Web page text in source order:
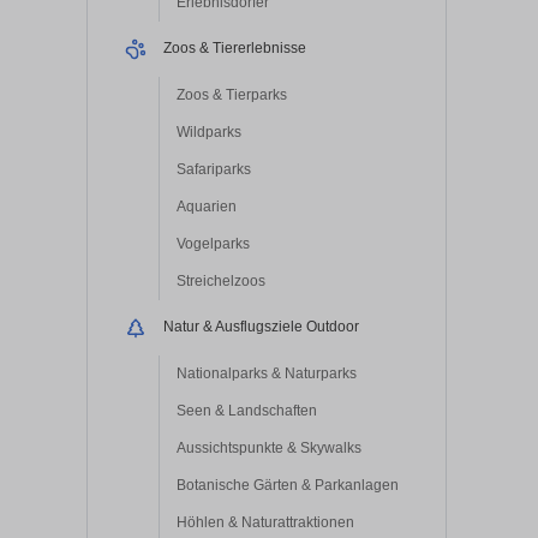
Zoos & Tiererlebnisse
Zoos & Tierparks
Wildparks
Safariparks
Aquarien
Vogelparks
Streichelzoos
Natur & Ausflugsziele Outdoor
Nationalparks & Naturparks
Seen & Landschaften
Aussichtspunkte & Skywalks
Botanische Gärten & Parkanlagen
Höhlen & Naturattraktionen